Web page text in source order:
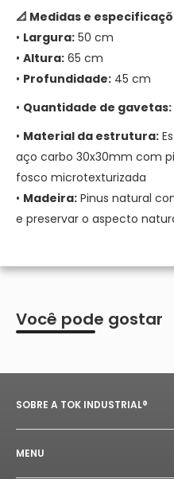
📐 Medidas e e
• Largura: 50 cm
• Altura: 65 cm
• Profundidade: 45 cm
• Quantidade de gavetas:
• Material da estrutura:
aço carbo 30x30mm com
fosco microtexturizada
• Madeira: Pinus natural
e preservar o aspecto
Você pode gostar
SOBRE A TOK INDUSTRIAL®
Desde 2020, aTok
madeira em móveis que
autenticidade e estilo.
MENU